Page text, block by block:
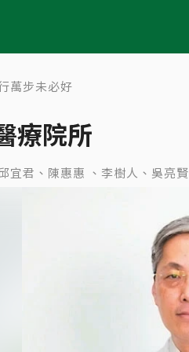
萬步未必好
療院所
宜君、陳惠惠 、李樹人、吳亮賢